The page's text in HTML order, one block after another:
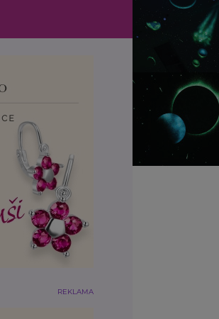
podporují činnost srdce a
REKLAMA